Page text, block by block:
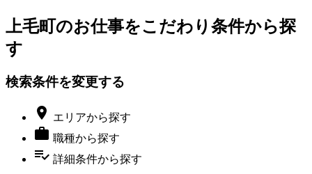
上毛町のお仕事をこだわり条件から探
す
検索条件を変更する
 エリアから探す
 職種から探す
playlist_add_check 詳細条件から探す